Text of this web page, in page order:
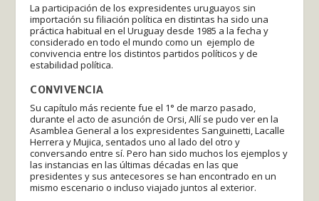
La participación de los expresidentes uruguayos sin
importación su filiación política en distintas ha sido una
práctica habitual en el Uruguay desde 1985 a la fecha y
considerado en todo el mundo como un ejemplo de
convivencia entre los distintos partidos políticos y de
estabilidad política.
CONVIVENCIA
Su capítulo más reciente fue el 1° de marzo pasado,
durante el acto de asunción de Orsi, Allí se pudo ver en la
Asamblea General a los expresidentes Sanguinetti, Lacalle
Herrera y Mujica, sentados uno al lado del otro y
conversando entre sí. Pero han sido muchos los ejemplos y
las instancias en las últimas décadas en las que
presidentes y sus antecesores se han encontrado en un
mismo escenario o incluso viajado juntos al exterior.